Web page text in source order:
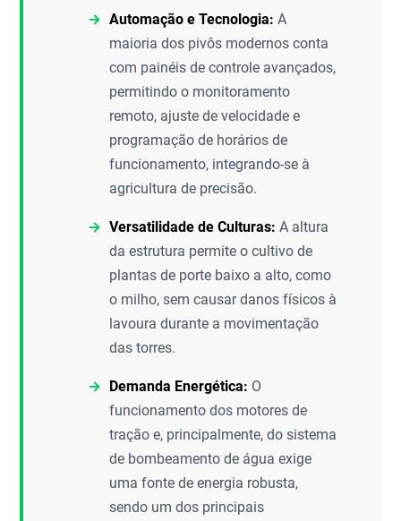
Automação e Tecnologia: A
maioria dos pivôs modernos conta
com painéis de controle avançados,
permitindo o monitoramento
remoto, ajuste de velocidade e
programação de horários de
funcionamento, integrando-se à
agricultura de precisão.
Versatilidade de Culturas: A altura
da estrutura permite o cultivo de
plantas de porte baixo a alto, como
o milho, sem causar danos físicos à
lavoura durante a movimentação
das torres.
Demanda Energética: O
funcionamento dos motores de
tração e, principalmente, do sistema
de bombeamento de água exige
uma fonte de energia robusta,
sendo um dos principais